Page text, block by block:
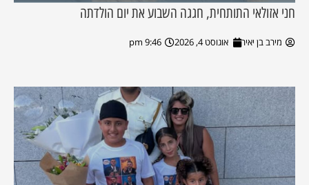
חני אזולאי התותחית, חגגה השבוע את יום הולדתה
מירב בן יאיר אוגוסט 4, 2026 9:46 pm